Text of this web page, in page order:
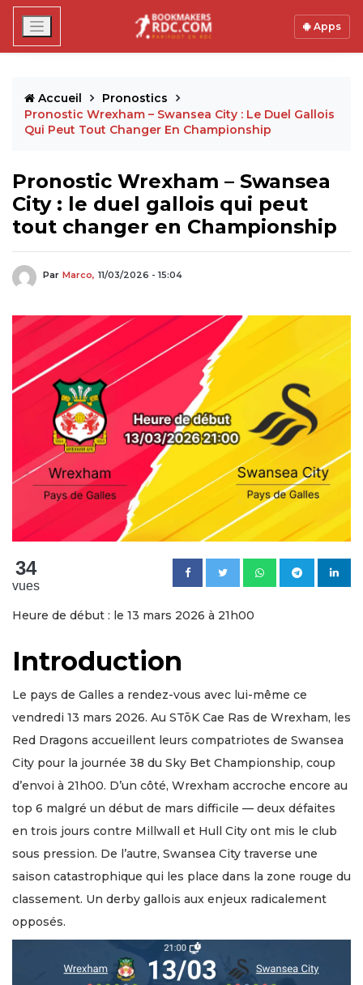
Apps
Accueil
Pronostics
Pronostic Wrexham – Swansea City : Le Duel Gallois
Qui Peut Tout Changer En Championship
Pronostic Wrexham – Swansea
City : le duel gallois qui peut
tout changer en Championship
Par Marco, 11/03/2026 - 15:04
34
vues
Heure de début : le 13 mars 2026 à 21h00
Introduction
Le pays de Galles a rendez-vous avec lui-même ce
vendredi 13 mars 2026. Au STōK Cae Ras de Wrexham, les
Red Dragons accueillent leurs compatriotes de Swansea
City pour la journée 38 du Sky Bet Championship, coup
d’envoi à 21h00. D’un côté, Wrexham accroche encore au
top 6 malgré un début de mars difficile — deux défaites
en trois jours contre Millwall et Hull City ont mis le club
sous pression. De l’autre, Swansea City traverse une
saison catastrophique qui les place dans la zone rouge du
classement. Un derby gallois aux enjeux radicalement
opposés.